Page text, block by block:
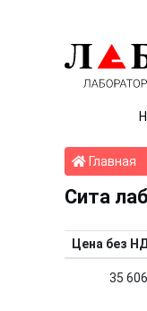
Главная
Сита
Цена без
35